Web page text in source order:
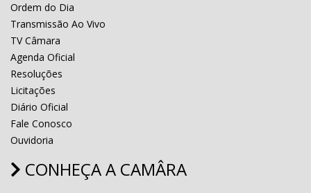
Ordem do Dia
Transmissão Ao Vivo
TV Câmara
Agenda Oficial
Resoluções
Licitações
Diário Oficial
Fale Conosco
Ouvidoria
CONHEÇA A CAMÂRA